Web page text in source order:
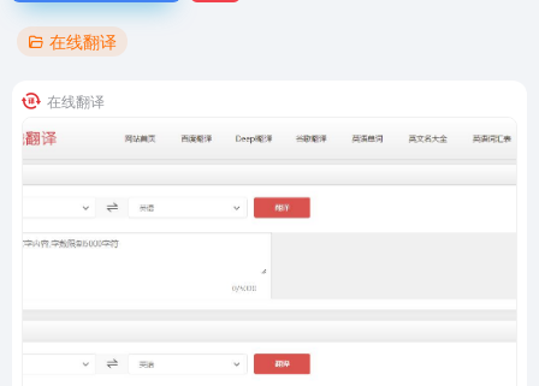
在线翻译
在线翻译